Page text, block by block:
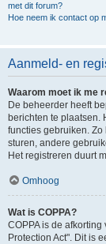
met dit forum?
Hoe neem ik contact op
Aanmeld- en
Waarom moet ik me
De beheerder heeft
berichten te plaatsen.
functies gebruiken.
sturen, andere
Het registreren duurt
Omhoog
Wat is COPPA?
COPPA is de
Protection Act". Dit is